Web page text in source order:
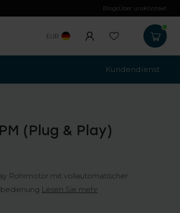
Kostenloser
BlogsÜber unsKontakt
EUR
Kundendienst
(Plug & Play)
Rohrmotor mit vollautomatischer
Lesen Sie mehr.